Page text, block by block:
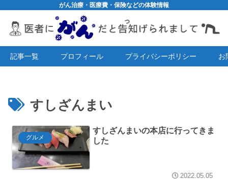
がん治療・医療費・保険などの体験情報
記事一覧 プロフィール プライバシーポリシー お
すしざんまい
グルメ
すしざんまいの本店に行ってきま
した
2022.05.05